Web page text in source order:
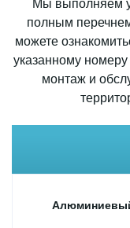
Мы выполняем
полным
можете
указанному
монтаж и